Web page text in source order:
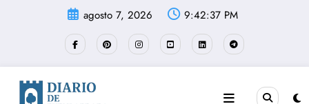
agosto 7, 2026 9:42:37 PM